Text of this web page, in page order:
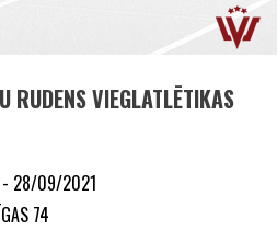
RUDENS VIEGLATLĒTIKAS
28/09/2021
74